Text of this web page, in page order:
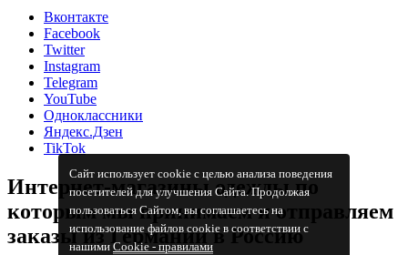
Сайт использует cookie с целью анализа поведения
посетителей для улучшения Сайта. Продолжая
пользоваться Сайтом, вы соглашаетесь на
использование файлов cookie в соответствии с
нашимиCookiе - правилами
Вконтакте
Facebook
Twitter
Instagram
Telegram
YouTube
Одноклассники
Яндекс.Дзен
TikTok
Интернет-магазины одежды по
которым мы принимаем и отправляем
заказы из Германии в Россию